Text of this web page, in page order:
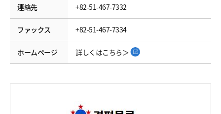
連絡先 +82-51-467-7332
ファックス +82-51-467-7334
ホームページ 詳しくはこちら＞